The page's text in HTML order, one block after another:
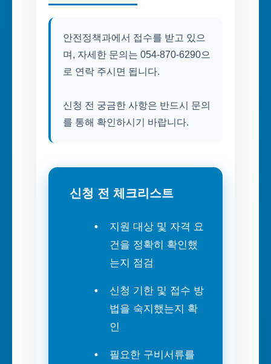
안전정책과에서 접수를 받고 있으
며, 자세한 문의는 054-870-6290으
로 연락 주시면 됩니다.
신청 전 궁금한 사항은 반드시 문의
를 통해 확인하시기 바랍니다.
신청 전 체크리스트
지원 대상 및 자격 요
건을 정확히 확인했
는지 점검
신청 기한 및 접수 방
법을 숙지했는지 확
인
필요한 구비서류를